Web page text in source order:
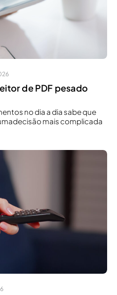
de PDF pesado
no dia a dia sabe que
mais complicada